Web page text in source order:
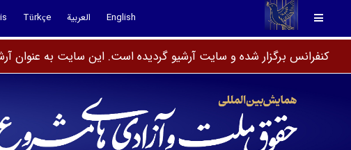
English العربية Türkçe
کنفرانس برگزار شده و سایت آرشیو گردیده است. این سایت به عنوان